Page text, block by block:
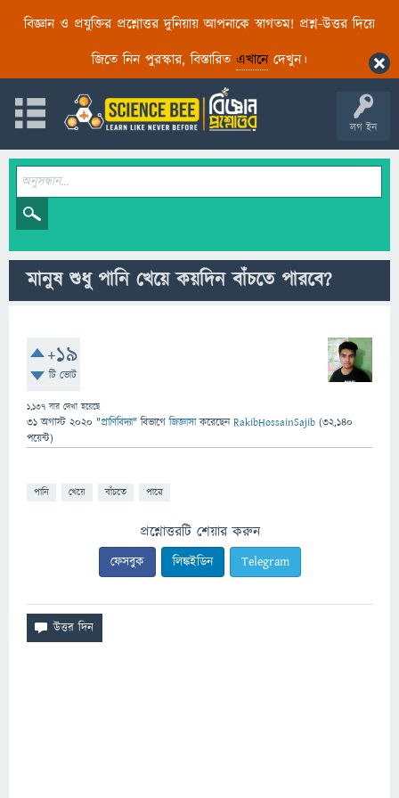
বিজ্ঞান ও প্রযুক্তির প্রশ্নোত্তর দুনিয়ায় আপনাকে স্বাগতম! প্রশ্ন-উত্তর দিয়ে
জিতে নিন পুরস্কার, বিস্তারিত এখানেদেখুন।
লগ ইন
মানুষ শুধু পানি খেয়ে কয়দিন বাঁচতে পারবে?
+19
টি ভোট
1,137 বার দেখা হয়েছে
31 অগাস্ট 2020 "প্রাণিবিদ্যা" বিভাগে জিজ্ঞাসাকরেছেনRakibHossainSajib (32,140
পয়েন্ট)
পানি খেয়ে বাঁচতে পারে
প্রশ্নোত্তরটি শেয়ার করুন
ফেসবুক লিঙ্কইডিন Telegram